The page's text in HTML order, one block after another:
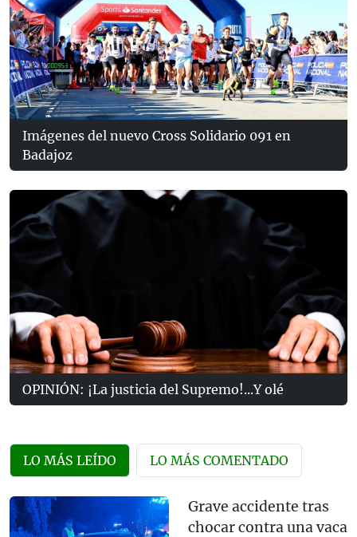
Imágenes del nuevo Cross Solidario 091 en
Badajoz
OPINIÓN: ¡La justicia del Supremo!...Y olé
LO MÁS LEÍDO LO MÁS COMENTADO
Grave accidente tras
chocar contra una vaca